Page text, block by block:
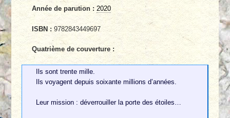
Année de parution : 2020
ISBN : 9782843449697
Quatrième de couverture :
Ils sont trente mille.
Ils voyagent depuis soixante millions d’années.
Leur mission : déverrouiller la porte des étoiles…